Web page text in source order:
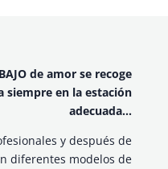
de amor se recoge
siempre en la estación
adecuada…
y después de
diferentes modelos de